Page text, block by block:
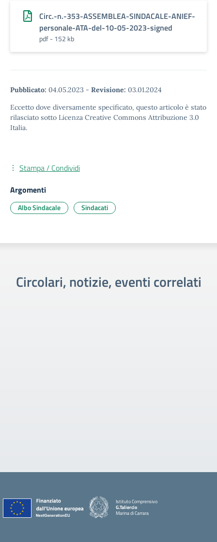
Circ.-n.-353-ASSEMBLEA-SINDACALE-ANIEF-
personale-ATA-del-10-05-2023-signed
pdf - 152 kb
Pubblicato: 04.05.2023 - Revisione: 03.01.2024
Eccetto dove diversamente specificato, questo articolo è stato
rilasciato sotto Licenza Creative Commons Attribuzione 3.0
Italia.
Stampa / Condividi
Argomenti
Albo Sindacale Sindacati
Circolari, notizie, eventi correlati
Istituto Comprensivo
G.Taliercio
Marina di Carrara